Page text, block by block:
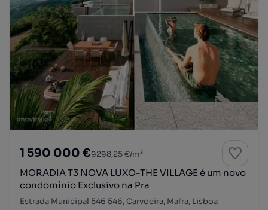
1 590 000 €9298,25 €/m²
MORADIA T3 NOVA LUXO-THE VILLAGE é um novo
condomínio Exclusivo na Pra
Estrada Municipal 546 546, Carvoeira, Mafra, Lisboa